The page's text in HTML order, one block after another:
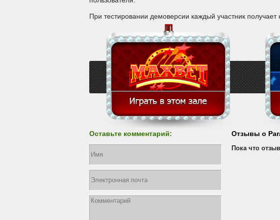
При тестировании демоверсии каждый участник получает
Оставьте комментарий: Отзывы о
Пока что